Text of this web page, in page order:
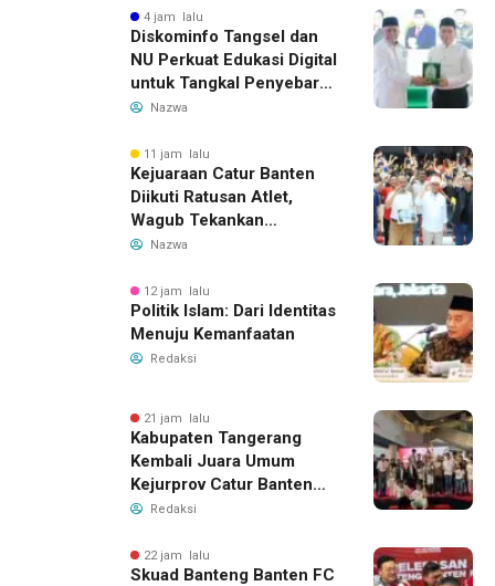
4 jam lalu
Diskominfo Tangsel dan
NU Perkuat Edukasi Digital
untuk Tangkal Penyebaran
Hoaks
Nazwa
11 jam lalu
Kejuaraan Catur Banten
Diikuti Ratusan Atlet,
Wagub Tekankan
Pembinaan Dini
Nazwa
12 jam lalu
Politik Islam: Dari Identitas
Menuju Kemanfaatan
Redaksi
21 jam lalu
Kabupaten Tangerang
Kembali Juara Umum
Kejurprov Catur Banten
2026, Raih 24 Medali
Redaksi
22 jam lalu
Skuad Banteng Banten FC